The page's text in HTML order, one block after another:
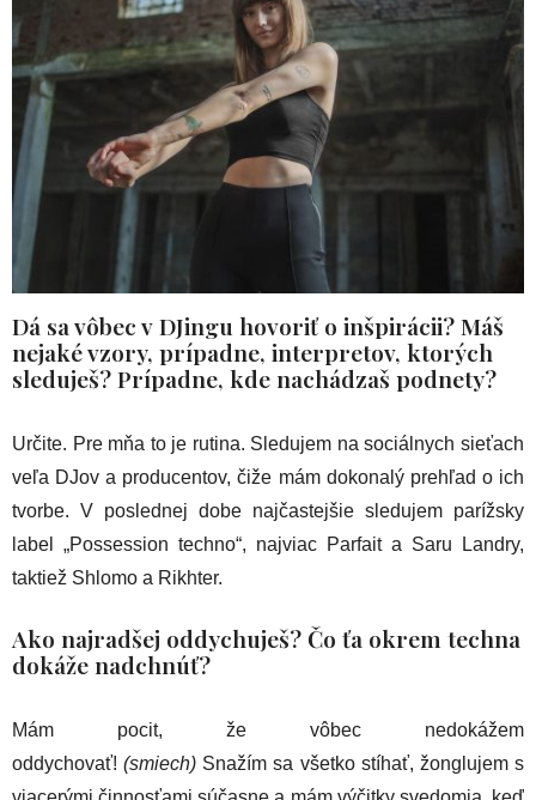
Dá sa vôbec v DJingu hovoriť o inšpirácii? Máš
nejaké vzory, prípadne, interpretov, ktorých
sleduješ? Prípadne, kde nachádzaš podnety?
Určite. Pre mňa to je rutina. Sledujem na sociálnych sieťach
veľa DJov a producentov, čiže mám dokonalý prehľad o ich
tvorbe. V poslednej dobe najčastejšie sledujem parížsky
label „Possession techno“, najviac Parfait a Saru Landry,
taktiež Shlomo a Rikhter.
Ako najradšej oddychuješ? Čo ťa okrem techna
dokáže nadchnúť?
Mám pocit, že vôbec nedokážem
oddychovať!(smiech) Snažím sa všetko stíhať, žonglujem s